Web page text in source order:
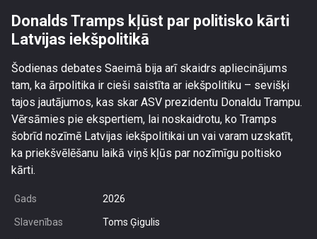
Donalds Tramps kļūst par politisko kārti
Latvijas iekšpolitikā
Šodienas debates Saeimā bija arī skaidrs apliecinājums
tam, ka ārpolitika ir cieši saistīta ar iekšpolitiku – sevišķi
tajos jautājumos, kas skar ASV prezidentu Donaldu Trampu.
Vērsāmies pie ekspertiem, lai noskaidrotu, ko Tramps
šobrīd nozīmē Latvijas iekšpolitikai un vai varam uzskatīt,
ka priekšvēlēšanu laikā viņš kļūs par nozīmīgu poltisko
kārti.
Gads 2026
Slavenības Toms Ģigulis